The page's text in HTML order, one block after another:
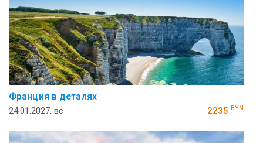
Франция в деталях
24.01.2027, вс 2235 BYN